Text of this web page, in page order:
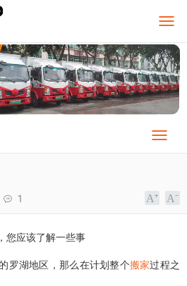
1
您应该了解一些事
罗湖地区，那么在计划整个搬家过程之